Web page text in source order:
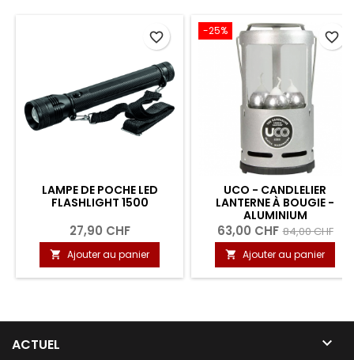
LAMPE DE POCHE LED
FLASHLIGHT 1500
27,90 CHF
 Ajouter au panier
favorite_border -25%
UCO - CANDLELIER
LANTERNE À BOUGIE -
ALUMINIUM
63,00 CHF 84,00 CHF
 Ajouter au panier
favorite_border
ACTUEL 